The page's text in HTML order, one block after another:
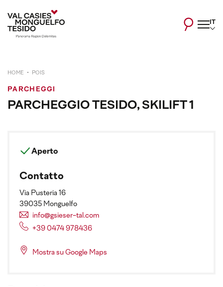
IT
HOME POIS
PARCHEGGI
PARCHEGGIO TESIDO, SKILIFT 1
Aperto
Contatto
Via Pusteria 16
39035 Monguelfo
info@gsieser-tal.com
+39 0474 978436
Mostra su Google Maps